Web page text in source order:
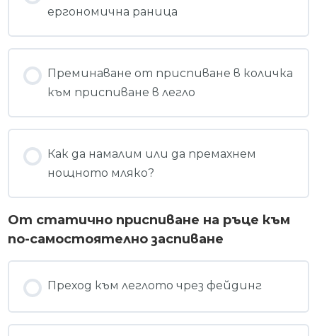
ергономична раница
Преминаване от приспиване в количка
към приспиване в легло
Как да намалим или да премахнем
нощното мляко?
От статично приспиване на ръце към
по-самостоятелно заспиване
Преход към леглото чрез фейдинг